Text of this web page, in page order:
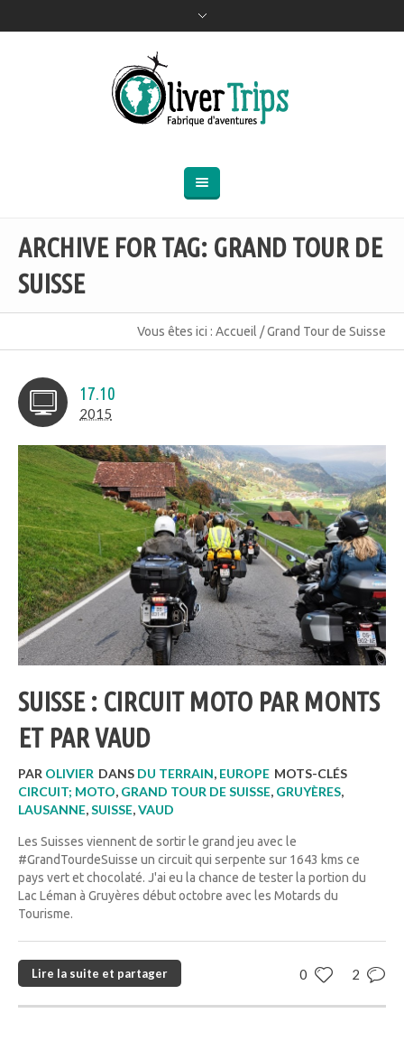
ARCHIVE FOR TAG: GRAND TOUR DE
SUISSE
Vous êtes ici : Accueil /Grand Tour de Suisse
17.10
2015
SUISSE : CIRCUIT MOTO PAR MONTS
ET PAR VAUD
PAR OLIVIER DANS DU TERRAIN, EUROPE MOTS-CLÉS
CIRCUIT; MOTO, GRAND TOUR DE SUISSE, GRUYÈRES,
LAUSANNE,SUISSE,VAUD
Les Suisses viennent de sortir le grand jeu avec le
#GrandTourdeSuisse un circuit qui serpente sur 1643 kms ce
pays vert et chocolaté. J'ai eu la chance de tester la portion du
Lac Léman à Gruyères début octobre avec les Motards du
Tourisme.
0 2
Lire la suite et partager